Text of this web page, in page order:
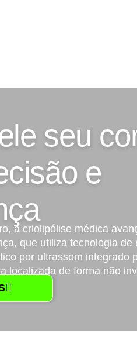
seu
e
a criolipólise médica
que utiliza tecnologia de
por ultrassom integrado
localizada de forma não